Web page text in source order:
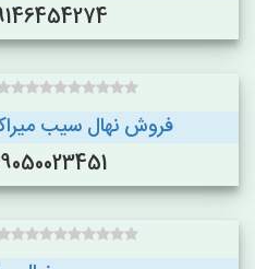
09146454274
فروش نهال سیب
09050023451